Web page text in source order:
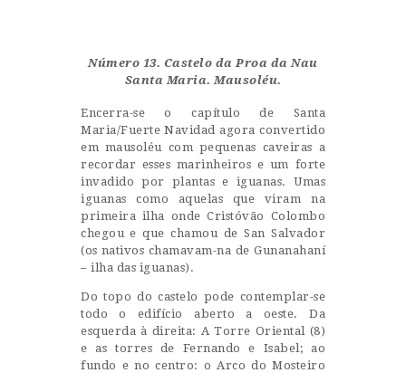
Castillo Monumento Colomares
BENALMÁDENA
INICIO
HISTORIA
CONSTRUCCIÓN
FOTOS
Número 13. Castelo da Proa da Nau
Santa Maria. Mausoléu.
Encerra-se o capítulo de Santa
Maria/Fuerte Navidad agora convertido
em mausoléu com pequenas caveiras a
recordar esses marinheiros e um forte
invadido por plantas e iguanas. Umas
iguanas como aquelas que viram na
primeira ilha onde Cristóvão Colombo
chegou e que chamou de San Salvador
(os nativos chamavam-na de Gunanahaní
– ilha das iguanas).
Do topo do castelo pode contemplar-se
todo o edifício aberto a oeste. Da
esquerda à direita: A Torre Oriental (8)
e as torres de Fernando e Isabel; ao
fundo e no centro: o Arco do Mosteiro